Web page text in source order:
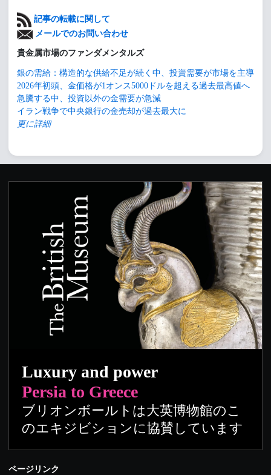
記事の転載に関して
メールでのお問い合わせ
貴金属市場のファンダメンタルズ
銀の需給：構造的な供給不足が続く中、投資需要が市場を主導
2026年初頭、金価格が1オンス5000ドルを超える過去最高値へ
急騰する中、投資以外の金需要が急減
イラン戦争で中央銀行の金売却が過去最大に
更に詳細
Luxury and power
Persia to Greece
ブリオンボールトは大英博物館のこ
のエキジビションに協賛しています
ページリンク